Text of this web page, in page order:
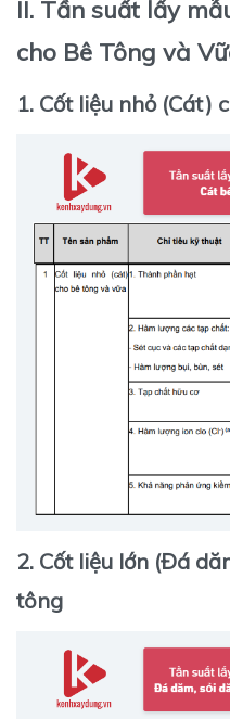
II. Tần suất lấy
cho Bê Tông và
1. Cốt liệu nhỏ (Cát)
2. Cốt liệu lớn (Đá
tông